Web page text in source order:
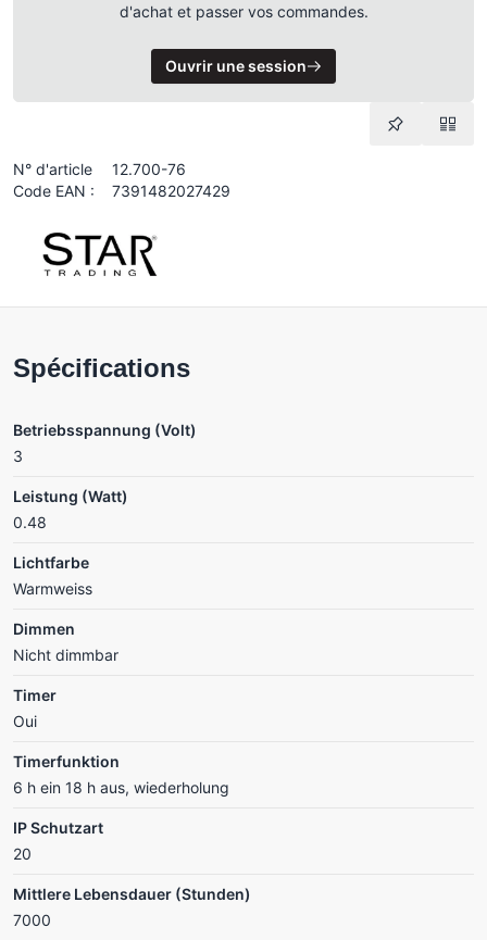
d'achat et passer vos commandes.
Ouvrir une session
N° d'article
12.700-76
Code EAN :
7391482027429
Spécifications
Betriebsspannung (Volt)
3
Leistung (Watt)
0.48
Lichtfarbe
Warmweiss
Dimmen
Nicht dimmbar
Timer
Oui
Timerfunktion
6 h ein 18 h aus, wiederholung
IP Schutzart
20
Mittlere Lebensdauer (Stunden)
7000